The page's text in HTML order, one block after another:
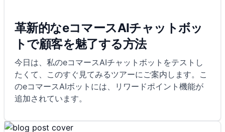
革新的なeコマースAIチャットボッ
トで顧客を魅了する方法
今日は、私のeコマースAIチャットボットをテストし
たくて、このすぐ見てみるツアーにご案内します。こ
のeコマースAIボットには、リワードポイント機能が
追加されています。